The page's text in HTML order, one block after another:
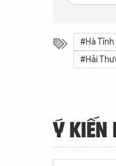
#Hà Tĩnh
#Hải
Ý KIẾN